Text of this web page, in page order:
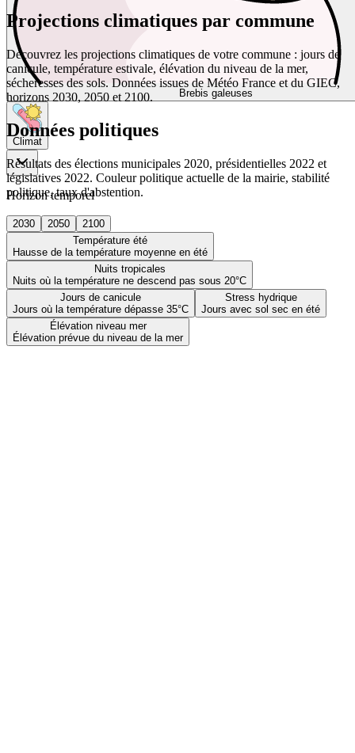
Brebis galeuses
Climat
Horizon temporel
2030 2050
2100
Température été
Hausse de la température moyenne en été
Nuits tropicales
Nuits où la température ne descend pas sous 20°C
Jours de canicule
Jours où la température dépasse 35°C
Stress hydrique
Jours avec sol sec en été
Élévation niveau mer
Élévation prévue du niveau de la mer
Projections climatiques par commune
Découvrez les projections climatiques de votre commune : jours de
canicule, température estivale, élévation du niveau de la mer,
sécheresses des sols. Données issues de Météo France et du GIEC,
horizons 2030, 2050 et 2100.
Données politiques
Résultats des élections municipales 2020, présidentielles 2022 et
législatives 2022. Couleur politique actuelle de la mairie, stabilité
politique, taux d'abstention.